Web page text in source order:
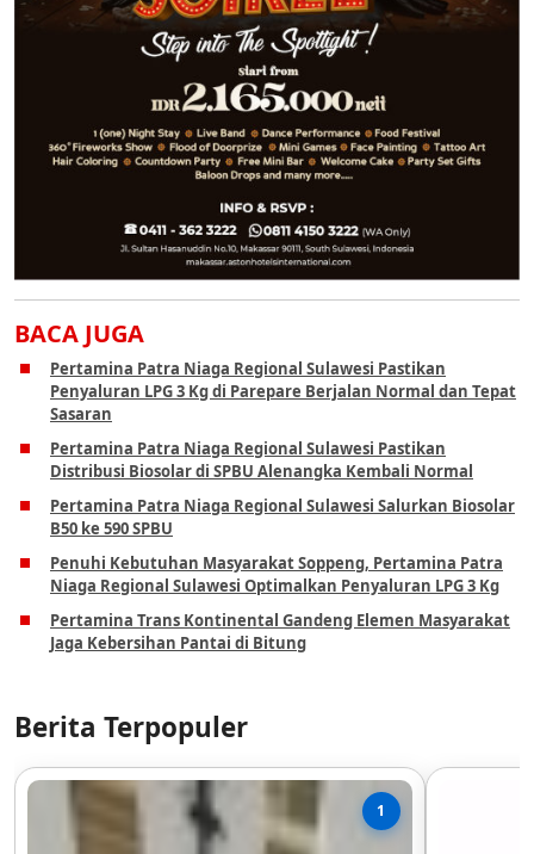
BACA JUGA
Pertamina Patra Niaga Regional Sulawesi Pastikan
Penyaluran LPG 3 Kg di Parepare Berjalan Normal dan Tepat
Sasaran
Pertamina Patra Niaga Regional Sulawesi Pastikan
Distribusi Biosolar di SPBU Alenangka Kembali Normal
Pertamina Patra Niaga Regional Sulawesi Salurkan Biosolar
B50 ke 590 SPBU
Penuhi Kebutuhan Masyarakat Soppeng, Pertamina Patra
Niaga Regional Sulawesi Optimalkan Penyaluran LPG 3 Kg
Pertamina Trans Kontinental Gandeng Elemen Masyarakat
Jaga Kebersihan Pantai di Bitung
Berita Terpopuler
1